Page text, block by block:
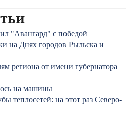
"Авангард" с победой
на Днях городов Рыльска и
региона от имени губернатора
на машины
теплосетей: на этот раз Северо-